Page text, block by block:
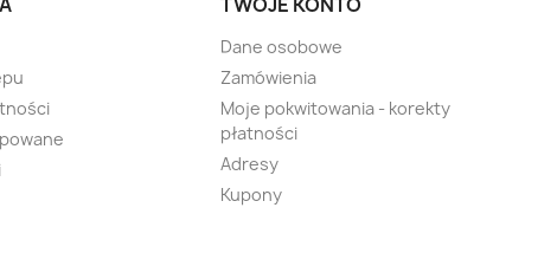
Dane osobowe
Zamówienia
Moje pokwitowania - korekty
płatności
Adresy
Kupony